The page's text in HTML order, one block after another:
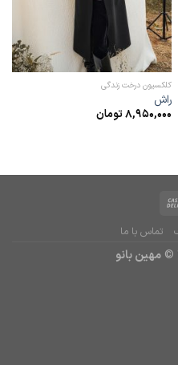
کلکسیون درخت زندگی
راش
8,950,000تومان
تماس با ما
مهین بانو